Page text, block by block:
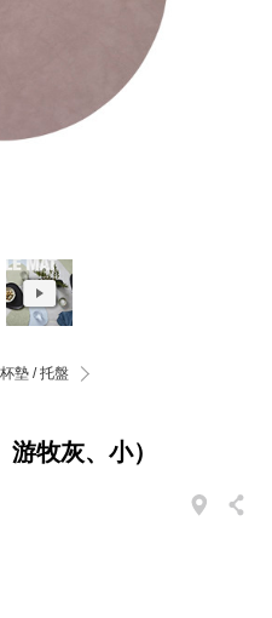
墊 / 托盤
牧灰、小）